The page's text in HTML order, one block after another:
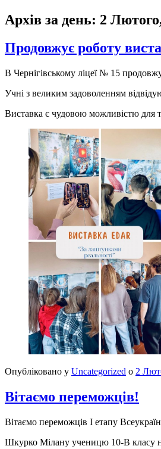
Архів за день: 2
Продовжує роботу
В Чернігівському ліцеї № 15
Учні з великим задоволенням
Виставка є чудовою можливістю для
Опубліковано у Uncategorized о 2
Вітаємо переможців!
Вітаємо переможців І етапу
Шкурко Мілану ученицю 10-В класу